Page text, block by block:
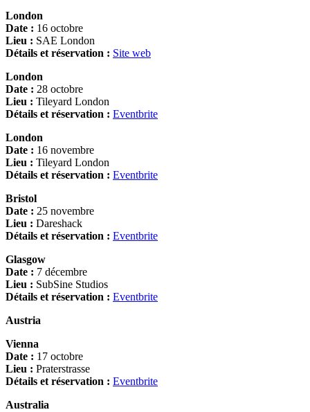
London
Date : 16 octobre
Lieu : SAE London
Détails et réservation : Site web
London
Date : 28 octobre
Lieu : Tileyard London
Détails et réservation : Eventbrite
London
Date : 16 novembre
Lieu : Tileyard London
Détails et réservation : Eventbrite
Bristol
Date : 25 novembre
Lieu : Dareshack
Détails et réservation : Eventbrite
Glasgow
Date : 7 décembre
Lieu : SubSine Studios
Détails et réservation : Eventbrite
Austria
Vienna
Date : 17 octobre
Lieu : Praterstrasse
Détails et réservation : Eventbrite
Australia